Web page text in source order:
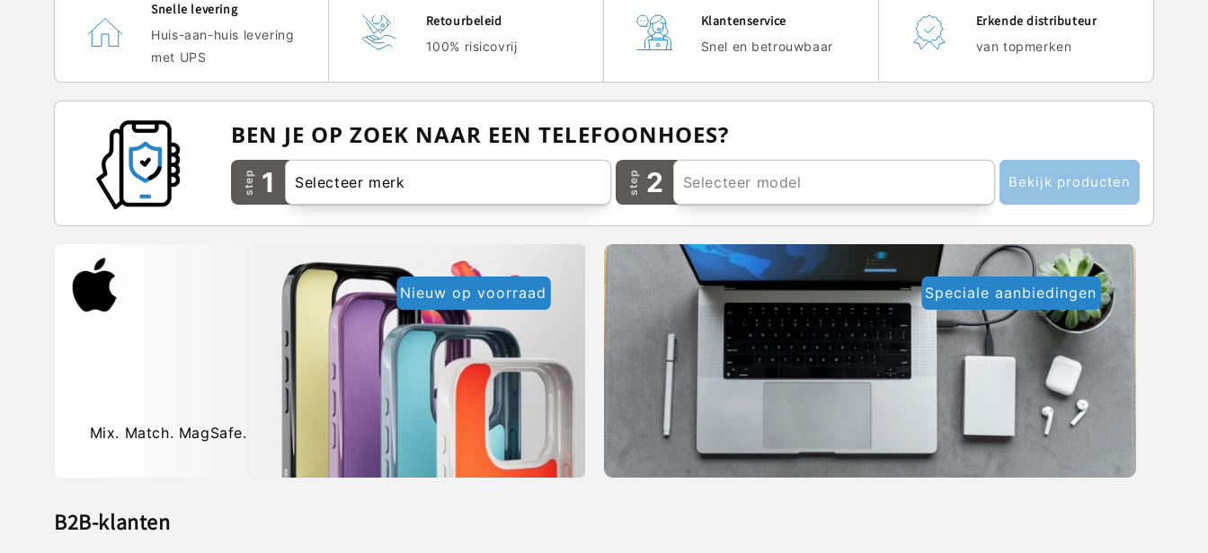
Snelle levering
Huis-aan-huis levering
met UPS
Retourbeleid
100% risicovrij
Klantenservice
Snel en betrouwbaar
Erkende distributeur
van topmerken
BEN JE OP ZOEK NAAR EEN TELEFOONHOES?
step 1 Selecteer merk step 2 Selecteer model Bekijk producten
Nieuw op voorraad
Mix. Match. MagSafe.
Speciale aanbiedingen
B2B-klanten